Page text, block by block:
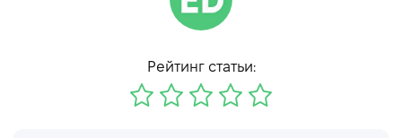
Рейтинг статьи: